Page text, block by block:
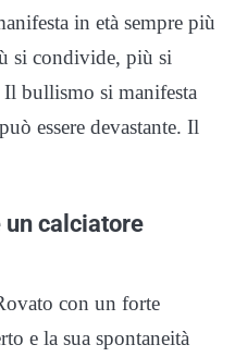
in età sempre più
si condivide, più si
bullismo si manifesta
essere devastante. Il
un calciatore
con un forte
e la sua spontaneità